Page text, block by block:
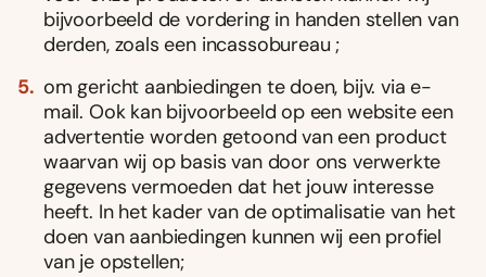
bijvoorbeeld de vordering in handen stellen van
derden, zoals een incassobureau ;
om gericht aanbiedingen te doen, bijv. via e-
mail. Ook kan bijvoorbeeld op een website een
advertentie worden getoond van een product
waarvan wij op basis van door ons verwerkte
gegevens vermoeden dat het jouw interesse
heeft. In het kader van de optimalisatie van het
doen van aanbiedingen kunnen wij een profiel
van je opstellen;